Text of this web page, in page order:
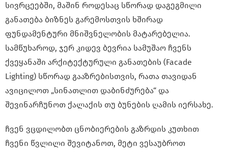
სივრცეებში, მაშინ როდესაც სწორად დაგეგმილი
განათება ბიზნეს გარემოსთვის ხშირად
ფუნდამენტური მნიშვნელობის მატარებელია.
სამწუხაროდ, ჯერ კიდევ ბევრია სამუშაო ჩვენს
ქვეყანაში არქიტექტურული განათების (Facade
Lighting) სწორად გააზრებისთვის, რათა თავიდან
ავიცილოთ „სინათლით დაბინძურება“ და
შევინარჩუნოთ ქალაქის თუ ბუნების ღამის იერსახე.
ჩვენ ვცდილობთ ცნობიერების გაზრდის კუთხით
ჩვენი წვლილი შევიტანოთ, მეტი ვესაუბროთ